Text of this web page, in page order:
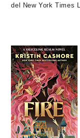
del New York Times